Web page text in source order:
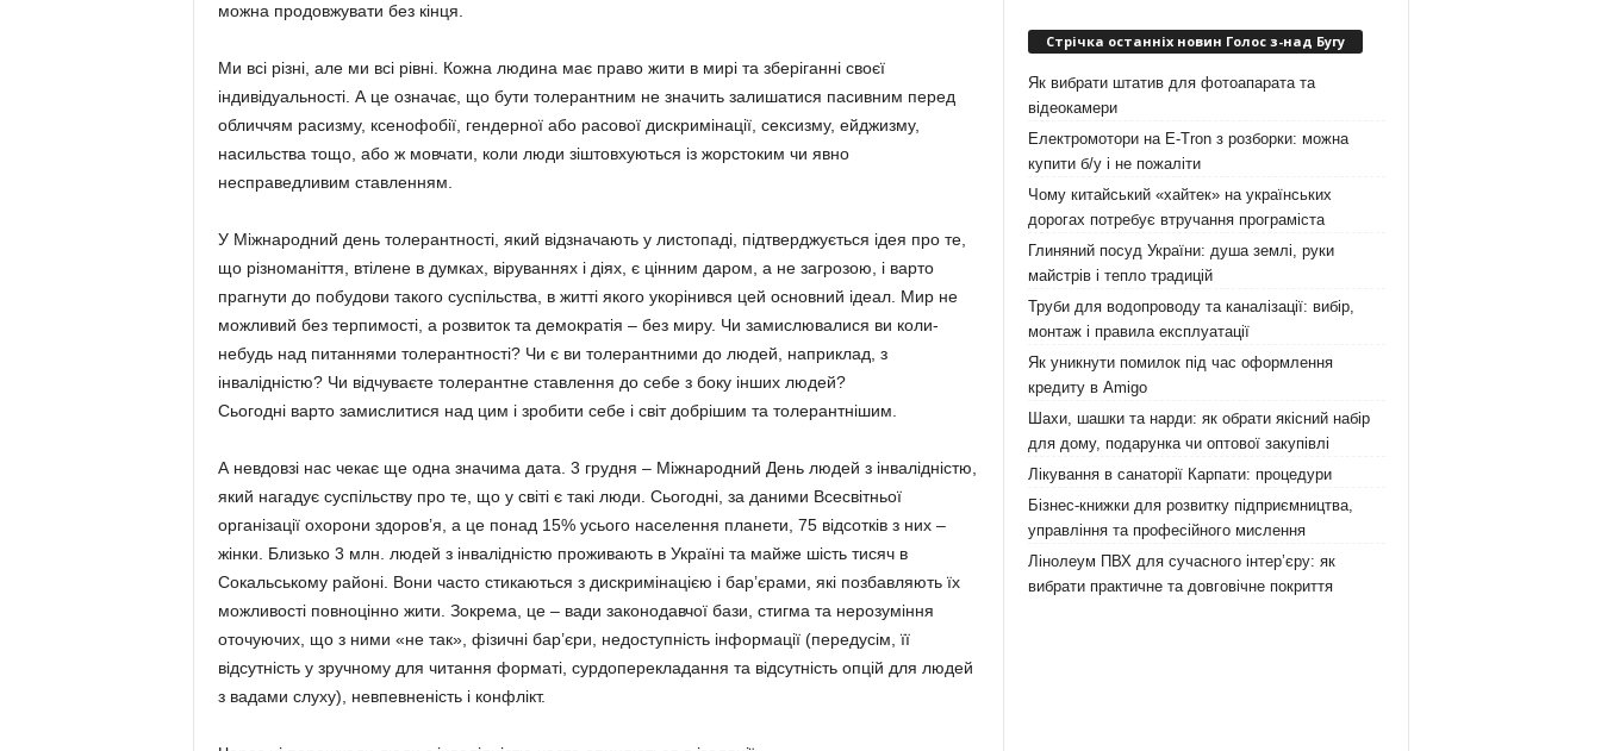
можна продовжувати без кінця.
Ми всі різні, але ми всі рівні. Кожна людина має право жити в мирі та зберіганні своєї
індивідуальності. А це означає, що бути толерантним не значить залишатися пасивним перед
обличчям расизму, ксенофобії, гендерної або расової дискримінації, сексизму, ейджизму,
насильства тощо, або ж мовчати, коли люди зіштовхуються із жорстоким чи явно
несправедливим ставленням.
У Міжнародний день толерантності, який відзначають у листопаді, підтверджується ідея про те,
що різноманіття, втілене в думках, віруваннях і діях, є цінним даром, а не загрозою, і варто
прагнути до побудови такого суспільства, в житті якого укорінився цей основний ідеал. Мир не
можливий без терпимості, а розвиток та демократія – без миру. Чи замислювалися ви коли-
небудь над питаннями толерантності? Чи є ви толерантними до людей, наприклад, з
інвалідністю? Чи відчуваєте толерантне ставлення до себе з боку інших людей?
Сьогодні варто замислитися над цим і зробити себе і світ добрішим та толерантнішим.
А невдовзі нас чекає ще одна значима дата. 3 грудня – Міжнародний День людей з інвалідністю,
який нагадує суспільству про те, що у світі є такі люди. Сьогодні, за даними Всесвітньої
організації охорони здоров’я, а це понад 15% усього населення планети, 75 відсотків з них –
жінки. Близько 3 млн. людей з інвалідністю проживають в Україні та майже шість тисяч в
Сокальському районі. Вони часто стикаються з дискримінацією і бар’єрами, які позбавляють їх
можливості повноціннo жити. Зокрема, це – вади законодавчої бази, стигма та нерозуміння
оточуючих, що з ними «не так», фізичні бар’єри, недоступність інформації (передусім, її
відсутність у зручному для читання форматі, сурдоперекладання та відсутність опцій для людей
з вадами слуху), невпевненість і конфлікт.
Стрічка останніх новин Голос з-над Бугу
Як вибрати штатив для фотоапарата та
відеокамери
Електромотори на E-Tron з розборки: можна
купити б/у і не пожаліти
Чому китайський «хайтек» на українських
дорогах потребує втручання програміста
Глиняний посуд України: душа землі, руки
майстрів і тепло традицій
Труби для водопроводу та каналізації: вибір,
монтаж і правила експлуатації
Як уникнути помилок під час оформлення
кредиту в Amigo
Шахи, шашки та нарди: як обрати якісний набір
для дому, подарунка чи оптової закупівлі
Лікування в санаторії Карпати: процедури
Бізнес-книжки для розвитку підприємництва,
управління та професійного мислення
Лінолеум ПВХ для сучасного інтер’єру: як
вибрати практичне та довговічне покриття